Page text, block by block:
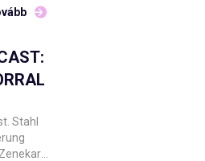
31-i
Stahl